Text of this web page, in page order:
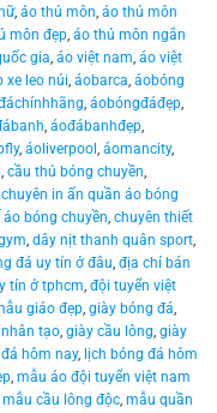
, áo thủ môn, áo thủ môn
môn đẹp, áo thủ môn ngắn
gia, áo việt nam, áo việt
xe leo núi, áobarca, áobóng
, áobóngđáđẹp,
, áođábanhđẹp,
, áoliverpool , áomancity,
, cầu thủ bóng chuyền,
chuyên in ấn quần áo bóng
bóng chuyền, chuyên thiết
, dây nịt thanh quân sport,
đá uy tín ở đâu, địa chỉ bán
tín ở tphcm, đội tuyển việt
giáo đẹp, giày bóng đá,
tạo, giày cầu lông, giày
hôm nay, lịch bóng đá hôm
, mẫu áo đội tuyển việt nam
mẫu cầu lông độc, mẫu quần